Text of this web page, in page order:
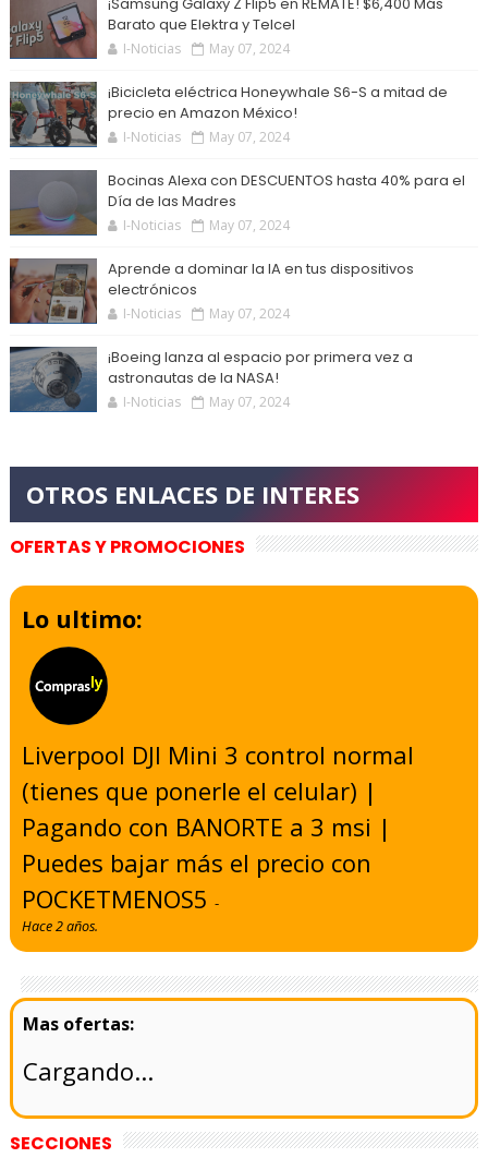
Barato que Elektra y Telcel
I-Noticias May 07, 2024
¡Bicicleta eléctrica Honeywhale S6-S a mitad de
precio en Amazon México!
I-Noticias May 07, 2024
Bocinas Alexa con DESCUENTOS hasta 40% para el
Día de las Madres
I-Noticias May 07, 2024
Aprende a dominar la IA en tus dispositivos
electrónicos
I-Noticias May 07, 2024
¡Boeing lanza al espacio por primera vez a
astronautas de la NASA!
I-Noticias May 07, 2024
OFERTAS Y PROMOCIONES
Lo ultimo:
Liverpool DJI Mini 3 control normal
(tienes que ponerle el celular) |
Pagando con BANORTE a 3 msi |
Puedes bajar más el precio con
POCKETMENOS5-
Hace 2 años.
Cargando...
SECCIONES